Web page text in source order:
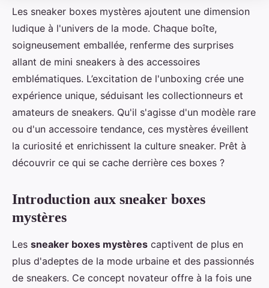
Les sneaker boxes mystères ajoutent une dimension
ludique à l'univers de la mode. Chaque boîte,
soigneusement emballée, renferme des surprises
allant de mini sneakers à des accessoires
emblématiques. L’excitation de l'unboxing crée une
expérience unique, séduisant les collectionneurs et
amateurs de sneakers. Qu'il s'agisse d'un modèle rare
ou d'un accessoire tendance, ces mystères éveillent
la curiosité et enrichissent la culture sneaker. Prêt à
découvrir ce qui se cache derrière ces boxes ?
Introduction aux sneaker boxes
mystères
Les sneaker boxes mystères captivent de plus en
plus d'adeptes de la mode urbaine et des passionnés
de sneakers. Ce concept novateur offre à la fois une